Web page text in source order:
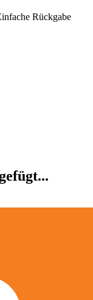
Rückgabe